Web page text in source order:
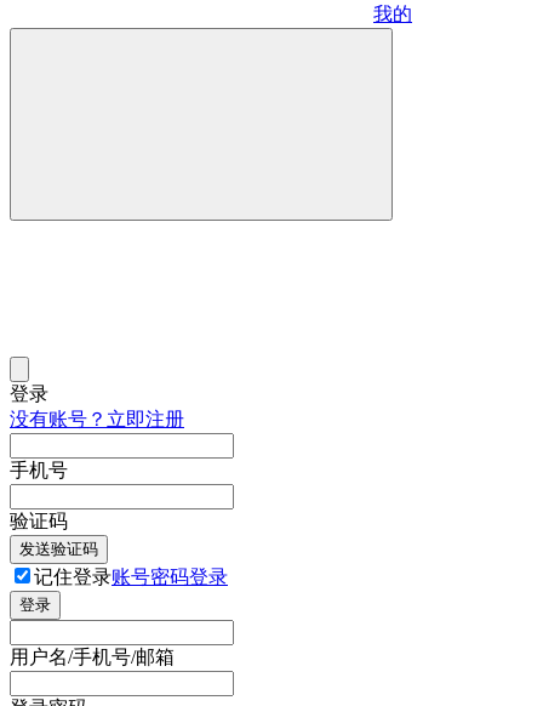
我的
登录
没有账号？立即注册
手机号
验证码
发送验证码
记住登录账号密码登录
登录
用户名/手机号/邮箱